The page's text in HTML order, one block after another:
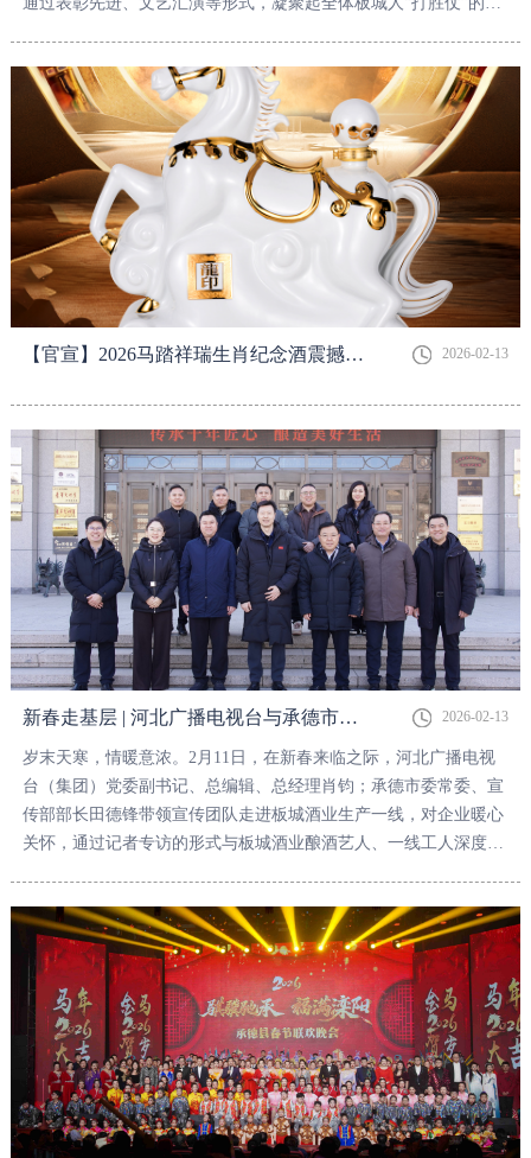
【官宣】2026马踏祥瑞生肖纪念酒震撼上市！ 2026-02-13
新春走基层 | 河北广播电视台与承德市委宣传部走进板城酒业暖心关怀 2026-02-13
岁末天寒，情暖意浓。2月11日，在新春来临之际，河北广播电视
台（集团）党委副书记、总编辑、总经理肖钧；承德市委常委、宣
传部部长田德锋带领宣传团队走进板城酒业生产一线，对企业暖心
关怀，通过记者专访的形式与板城酒业酿酒艺人、一线工人深度对